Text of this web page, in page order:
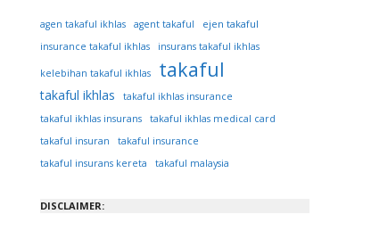
agen takaful ikhlas agent takaful ejen takaful
insurance takaful ikhlas insurans takaful ikhlas
kelebihan takaful ikhlas takaful
takaful ikhlas
takaful ikhlas insurance
takaful ikhlas insurans
takaful ikhlas medical card
takaful insuran
takaful insurance
takaful insurans kereta
takaful malaysia
DISCLAIMER: